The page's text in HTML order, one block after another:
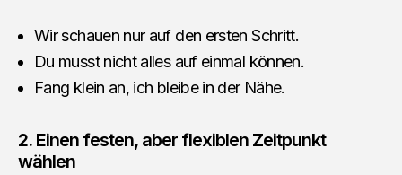
Wir schauen nur auf den ersten Schritt.
Du musst nicht alles auf einmal können.
Fang klein an, ich bleibe in der Nähe.
2. Einen festen, aber flexiblen Zeitpunkt
wählen